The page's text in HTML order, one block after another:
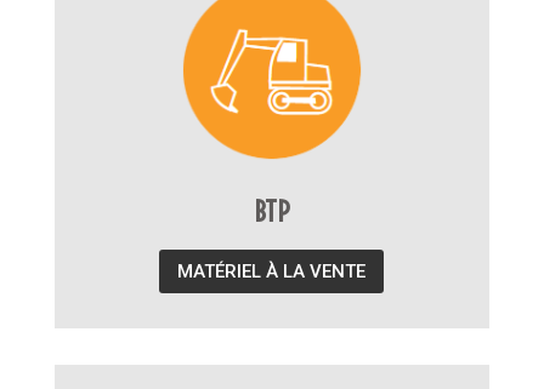
BTP
MATÉRIEL À LA VENTE